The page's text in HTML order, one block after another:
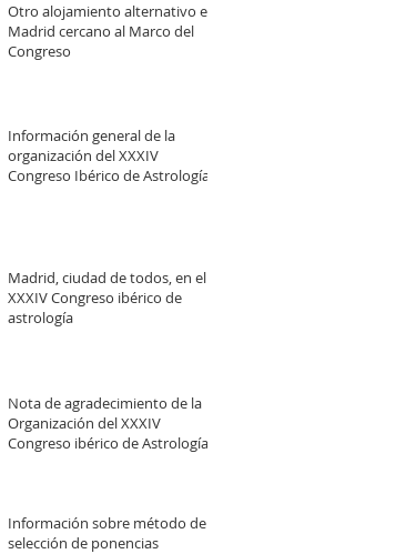
Otro alojamiento alternativo en
Madrid cercano al Marco del
Congreso
Información general de la
organización del XXXIV
Congreso Ibérico de Astrología
Madrid, ciudad de todos, en el
XXXIV Congreso ibérico de
astrología
Nota de agradecimiento de la
Organización del XXXIV
Congreso ibérico de Astrología
Información sobre método de
selección de ponencias